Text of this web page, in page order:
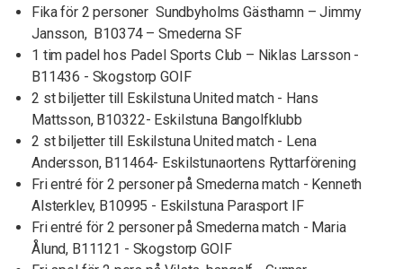
Fika för 2 personer Sundbyholms Gästhamn – Jimmy
Jansson, B10374 – Smederna SF
1 tim padel hos Padel Sports Club – Niklas Larsson -
B11436 - Skogstorp GOIF
2 st biljetter till Eskilstuna United match - Hans
Mattsson, B10322- Eskilstuna Bangolfklubb
2 st biljetter till Eskilstuna United match - Lena
Andersson, B11464- Eskilstunaortens Ryttarförening
Fri entré för 2 personer på Smederna match - Kenneth
Alsterklev, B10995 - Eskilstuna Parasport IF
Fri entré för 2 personer på Smederna match - Maria
Ålund, B11121 - Skogstorp GOIF